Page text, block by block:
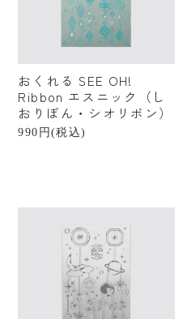
カテゴリーから探す
すべての商品
ファッション小物
インテリア
インテリア雑貨
おくれる SEE OH!
Ribbon エスニック（し
おりぼん・シオリボン）
990円(税込)